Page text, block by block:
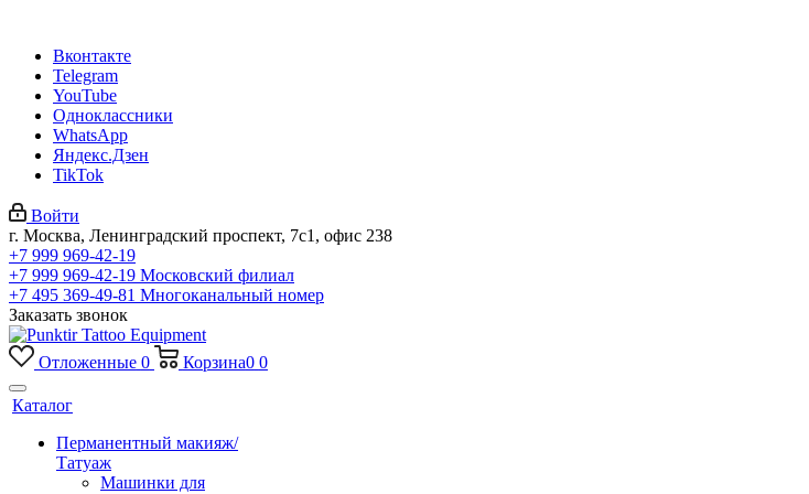
Вконтакте
Telegram
YouTube
Одноклассники
WhatsApp
Яндекс.Дзен
TikTok
Войти
г. Москва, Ленинградский проспект, 7с1, офис 238
+7 999 969-42-19
+7 999 969-42-19 Московский филиал
+7 495 369-49-81 Многоканальный номер
Заказать звонок
Отложенные 0 Корзина0 0
Каталог
Перманентный макияж/
Татуаж
Машинки для